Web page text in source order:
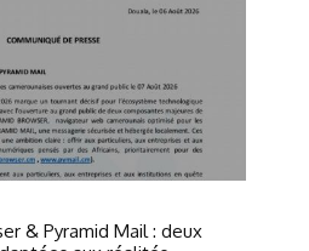
& Pyramid Mail : deux